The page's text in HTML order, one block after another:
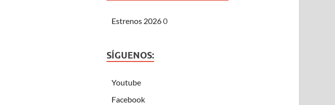
Estrenos 20260
SÍGUENOS:
Youtube
Facebook